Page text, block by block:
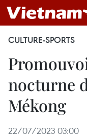
CULTURE-SPORTS
nocturne
Mékong
22/07/2023 03:00